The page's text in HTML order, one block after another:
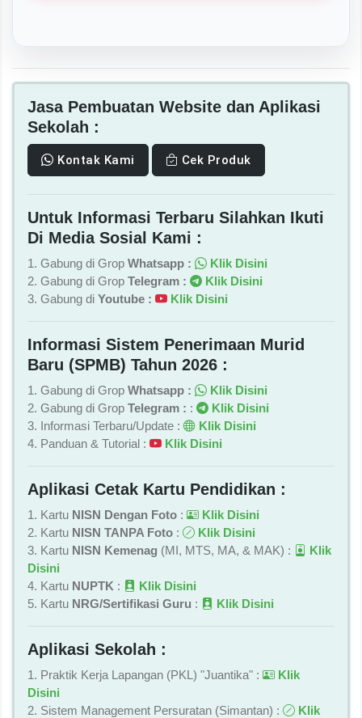
Jasa Pembuatan Website dan Aplikasi
Sekolah :
Kontak Kami Cek Produk
Untuk Informasi Terbaru Silahkan Ikuti
Di Media Sosial Kami :
1. Gabung di Grop Whatsapp :
Klik Disini
2. Gabung di Grop Telegram :
Klik Disini
3. Gabung di Youtube : Klik Disini
Informasi Sistem Penerimaan Murid
Baru (SPMB) Tahun 2026 :
1. Gabung di Grop Whatsapp :
Klik Disini
2. Gabung di Grop Telegram : :
Klik Disini
3. Informasi Terbaru/Update :
Klik Disini
4. Panduan & Tutorial :
Klik Disini
Aplikasi Cetak Kartu Pendidikan :
1. Kartu NISN Dengan Foto :
Klik Disini
2. Kartu NISN TANPA Foto :
Klik Disini
3. Kartu NISN Kemenag (MI, MTS, MA, & MAK) :
Klik
Disini
4. Kartu NUPTK :
Klik Disini
5. Kartu NRG/Sertifikasi Guru : Klik Disini
Aplikasi Sekolah :
1. Praktik Kerja Lapangan (PKL) "Juantika" :
Klik
Disini
2. Sistem Management Persuratan (Simantan) :
Klik